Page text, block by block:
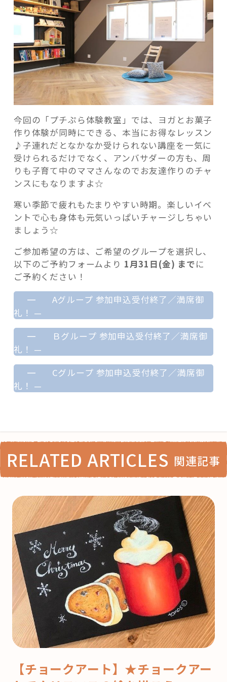
今回の「プチぷら体験教室」では、ヨガとお菓子
作り体験が同時にできる、本当にお得なレッスン
♪子連れだとなかなか受けられない講座を一気に
受けられるだけでなく、アンバサダーの方も、周
りも子育て中のママさんなのでお友達作りのチャ
ンスにもなりますよ☆
寒い季節で疲れもたまりやすい時期。楽しいイベ
ントで心も身体も元気いっぱいチャージしちゃい
ましょう☆
ご参加希望の方は、ご希望のグループを選択し、
以下のご予約フォームより 1月31日(金) までに
ご予約ください！
—
Aグループ 参加申込受付終了／満席御
礼！ —
—
Ｂグループ 参加申込受付終了／満席御
礼！ —
—
Cグループ 参加申込受付終了／満席御
礼！ —
RELATED ARTICLES 関連記事
【チョークアート】★チョークアー